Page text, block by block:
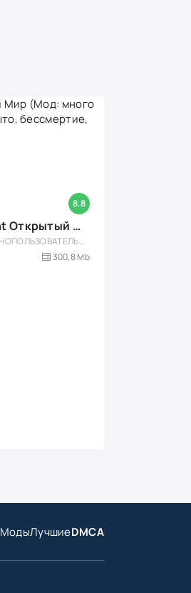
8.8
Toilet Fight Открытый Мир (Мод: много чипов, денег, все открыто, бессмертие, урон, 50+ читов)
АРКАДЫ / ОДНОПОЛЬЗОВАТЕЛЬСКИЕ / ОФЛАЙН / МОД / РОЛЕВЫЕ / ШУТЕРЫ / ОТКРЫТЫЙ МИР / ВСТРОЕННЫЙ КЕШ / 3D / ЭКШЕНЫ / ТУАЛЕТНЫЕ ВОЙНЫ / ДЛЯ ДЕТЕЙ
300,8 Mb
МодыЛучшиеDMCA